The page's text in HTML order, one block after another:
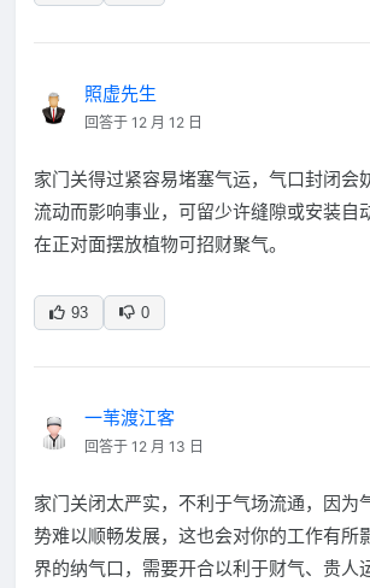
照虚先生
回答于 12 月 12 日
家门关得过紧容易堵塞气运，气口封闭会
流动而影响事业，可留少许缝隙或安装自
在正对面摆放植物可招财聚气。
93 0
一苇渡江客
回答于 12 月 13 日
家门关闭太严实，不利于气场流通，因为
势难以顺畅发展，这也会对你的工作有所
界的纳气口，需要开合以利于财气、贵人